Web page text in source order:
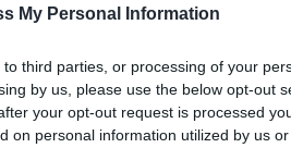
My Personal Information
third parties, or processing of your
by us, please use the below opt-out
your opt-out request is processed
on personal information utilized by us
pistoiese la